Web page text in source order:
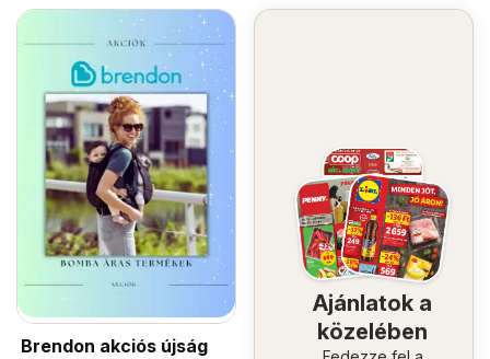
Brendon akciós újság
Ajánlatok a
közelében